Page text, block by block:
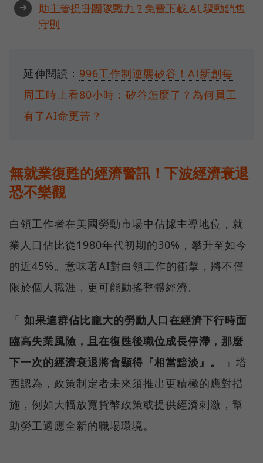
➜
助主管提升團隊戰力？免費下載 AI 驅動銷售
守則
延伸閱讀： 996工作制逆襲矽谷！AI新創每
周工時上看80小時：矽谷怎麼了？為何員工
有了AI命更苦？
無就業復甦的經濟警訊！下波經濟衰退
恐不樂觀
白領工作者在美國勞動市場中佔據主導地位，就
業人口佔比從1980年代初期的30%，攀升至如今
的近45%。意味著AI對白領工作的衝擊，將不僅
限於個人職涯，更可能動搖整體經濟。
「 如果這群佔比龐大的勞動人口在經濟下行時面
臨高失業風險，且在復甦後職位成長停滯，那麼
下一次的經濟衰退將會顯得『相當黯淡』。
」塔
西認為，政策制定者未來須推出更積極的應對措
施，例如大幅放寬貨幣政策或提供經濟刺激，幫
助勞工適應全新的職場環境。